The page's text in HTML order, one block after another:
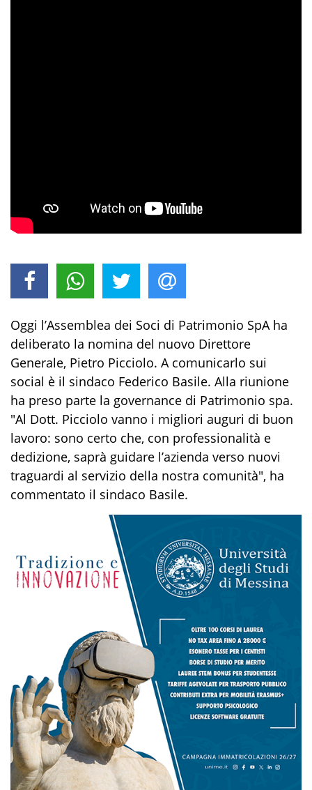
Oggi l’Assemblea dei Soci di Patrimonio SpA ha
deliberato la nomina del nuovo Direttore
Generale, Pietro Picciolo. A comunicarlo sui
social è il sindaco Federico Basile. Alla riunione
ha preso parte la governance di Patrimonio spa.
"Al Dott. Picciolo vanno i migliori auguri di buon
lavoro: sono certo che, con professionalità e
dedizione, saprà guidare l’azienda verso nuovi
traguardi al servizio della nostra comunità", ha
commentato il sindaco Basile.